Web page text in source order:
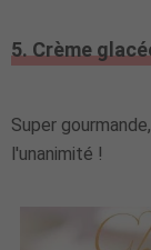
5. Crème
Super
l'unanimité !